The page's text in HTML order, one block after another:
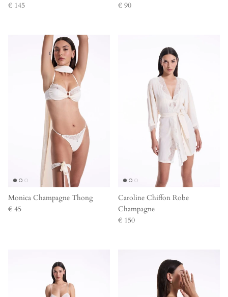
€ 145
€ 90
Monica Champagne Thong
€ 45
Caroline Chiffon Robe
Champagne
€ 150